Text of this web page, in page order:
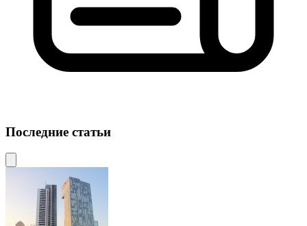
Последние статьи